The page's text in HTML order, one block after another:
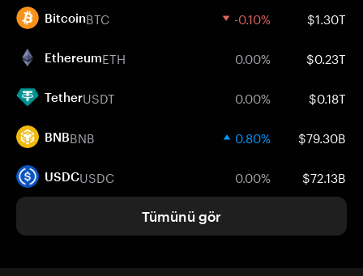
BitcoinBTC -0.10% $1.30T
EthereumETH 0.00% $0.23T
TetherUSDT 0.00% $0.18T
BNBBNB 0.80% $79.30B
USDCUSDC 0.00% $72.13B
Tümünü gör